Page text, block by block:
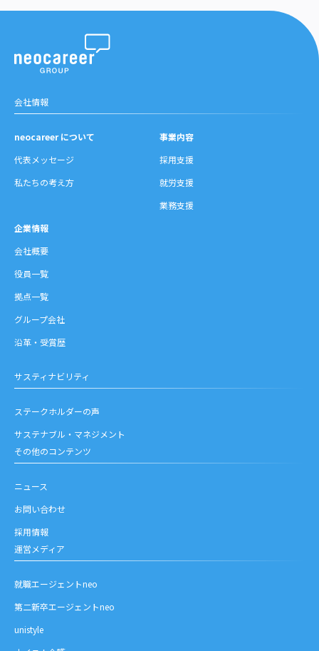
会社情報
neocareer について
代表メッセージ
私たちの考え方
事業内容
採用支援
就労支援
業務支援
企業情報
会社概要
役員一覧
拠点一覧
グループ会社
沿革・受賞歴
サスティナビリティ
ステークホルダーの声
サステナブル・マネジメント
その他のコンテンツ
ニュース
お問い合わせ
採用情報
運営メディア
就職エージェントneo
第二新卒エージェントneo
unistyle